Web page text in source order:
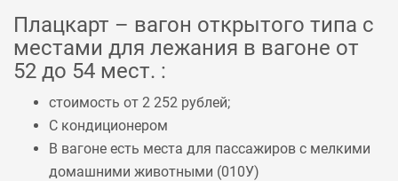
Плацкарт – вагон открытого типа с
местами для лежания в вагоне от
52 до 54 мест. :
стоимость от 2 252 рублей;
С кондиционером
В вагоне есть места для пассажиров с мелкими
домашними животными (010У)